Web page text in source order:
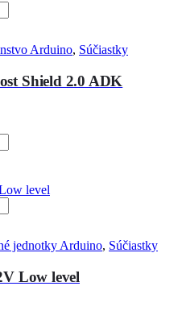
Arduino, Súčiastky
Shield 2.0 ADK
jednotky Arduino, Súčiastky
Low level